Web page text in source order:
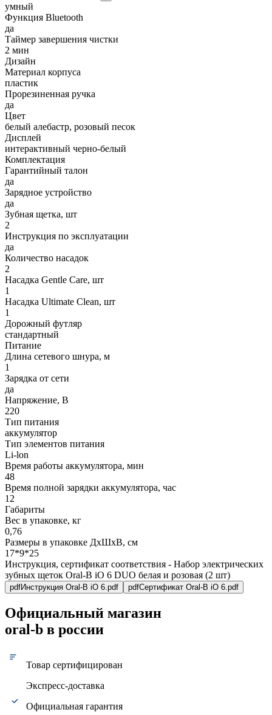
умный
Функция Bluetooth
да
Таймер завершения чистки
2 мин
Дизайн
Материал корпуса
пластик
Прорезиненная ручка
да
Цвет
белый алебастр, розовый песок
Дисплей
интерактивный черно-белый
Комплектация
Гарантийный талон
да
Зарядное устройство
да
Зубная щетка, шт
2
Инструкция по эксплуатации
да
Количество насадок
2
Насадка Gentle Care, шт
1
Насадка Ultimate Clean, шт
1
Дорожный футляр
стандартный
Питание
Длина сетевого шнура, м
1
Зарядка от сети
да
Напряжение, В
220
Тип питания
аккумулятор
Тип элементов питания
Li-lon
Время работы аккумулятора, мин
48
Время полной зарядки аккумулятора, час
12
Габариты
Вес в упаковке, кг
0,76
Размеры в упаковке ДxШxВ, см
17*9*25
Инструкция, сертификат соответствия - Набор электрических
зубных щеток Oral-B iO 6 DUO белая и розовая (2 шт)
pdfИнструкция Oral-B iO 6.pdf pdfСертификат Oral-B iO 6.pdf
Официальный магазин
oral-b в россии
Товар сертифицирован
Экспресс-доставка
Официальная гарантия